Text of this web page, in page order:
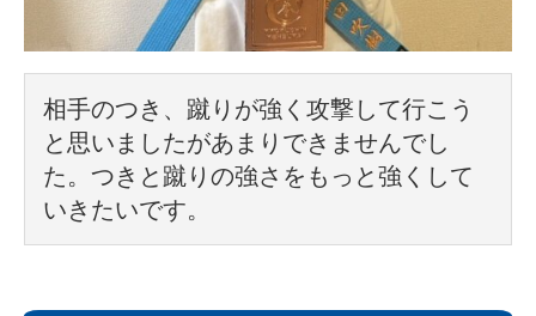
相手のつき、蹴りが強く攻撃して行こう
と思いましたがあまりできませんでし
た。つきと蹴りの強さをもっと強くして
いきたいです。